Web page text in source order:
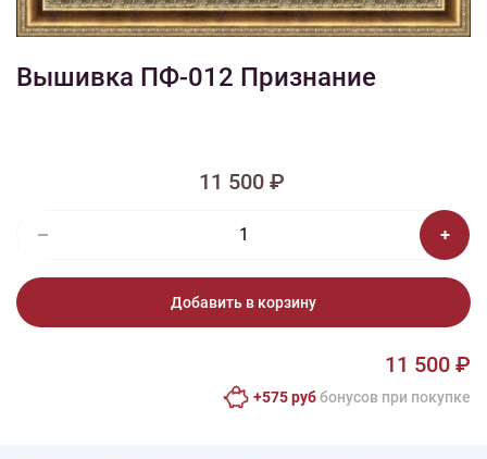
настроек вашего монитора, а также условий освещения при съемке
Вышивка ПФ-012 Признание
11 500 ₽
Добавить в корзину
11 500 ₽
+575 руббонусов при покупке